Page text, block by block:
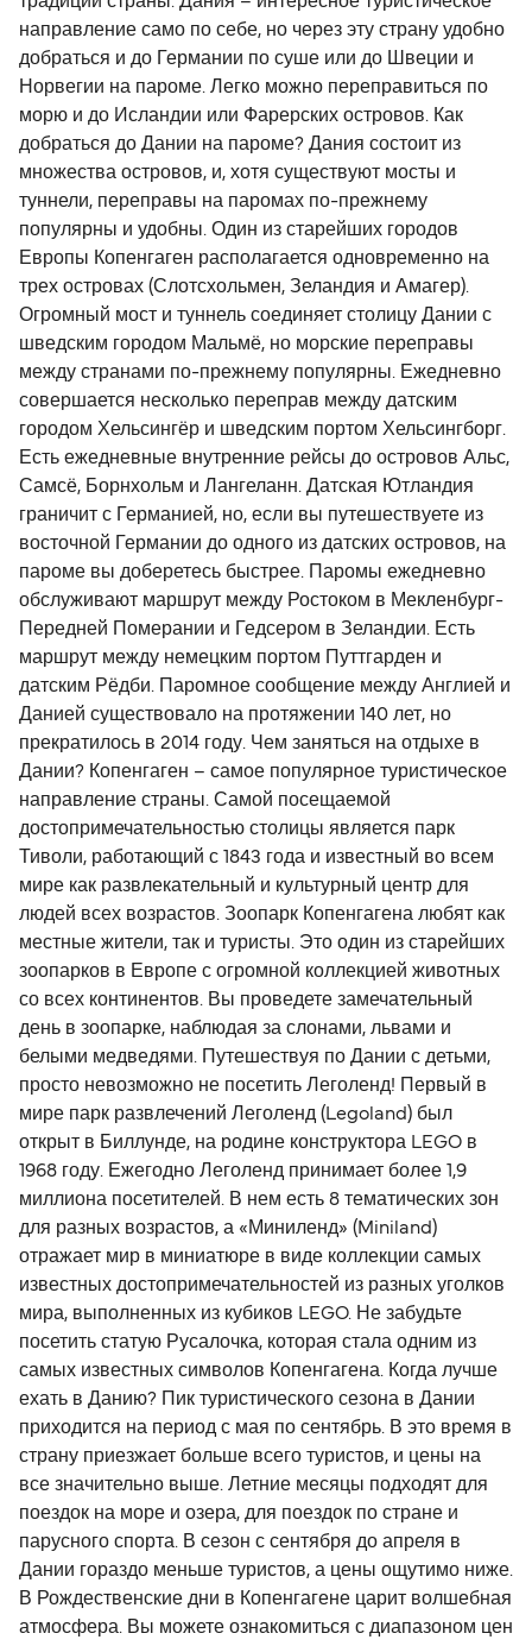
направление само по себе, но через эту страну удобно
добраться и до Германии по суше или до Швеции и
Норвегии на пароме. Легко можно переправиться по
морю и до Исландии или Фарерских островов. Как
добраться до Дании на пароме? Дания состоит из
множества островов, и, хотя существуют мосты и
туннели, переправы на паромах по-прежнему
популярны и удобны. Один из старейших городов
Европы Копенгаген располагается одновременно на
трех островах (Слотсхольмен, Зеландия и Амагер).
Огромный мост и туннель соединяет столицу Дании с
шведским городом Мальмё, но морские переправы
между странами по-прежнему популярны. Ежедневно
совершается несколько переправ между датским
городом Хельсингёр и шведским портом Хельсингборг.
Есть ежедневные внутренние рейсы до островов Альс,
Самсё, Борнхольм и Лангеланн. Датская Ютландия
граничит с Германией, но, если вы путешествуете из
восточной Германии до одного из датских островов, на
пароме вы доберетесь быстрее. Паромы ежедневно
обслуживают маршрут между Ростоком в Мекленбург-
Передней Померании и Гедсером в Зеландии. Есть
маршрут между немецким портом Путтгарден и
датским Рёдби. Паромное сообщение между Англией и
Данией существовало на протяжении 140 лет, но
прекратилось в 2014 году. Чем заняться на отдыхе в
Дании? Копенгаген – самое популярное туристическое
направление страны. Самой посещаемой
достопримечательностью столицы является парк
Тиволи, работающий с 1843 года и известный во всем
мире как развлекательный и культурный центр для
людей всех возрастов. Зоопарк Копенгагена любят как
местные жители, так и туристы. Это один из старейших
зоопарков в Европе с огромной коллекцией животных
со всех континентов. Вы проведете замечательный
день в зоопарке, наблюдая за слонами, львами и
белыми медведями. Путешествуя по Дании с детьми,
просто невозможно не посетить Леголенд! Первый в
мире парк развлечений Леголенд (Legoland) был
открыт в Биллунде, на родине конструктора LEGO в
1968 году. Ежегодно Леголенд принимает более 1,9
миллиона посетителей. В нем есть 8 тематических зон
для разных возрастов, а «Миниленд» (Miniland)
отражает мир в миниатюре в виде коллекции самых
известных достопримечательностей из разных уголков
мира, выполненных из кубиков LEGO. Не забудьте
посетить статую Русалочка, которая стала одним из
самых известных символов Копенгагена. Когда лучше
ехать в Данию? Пик туристического сезона в Дании
приходится на период с мая по сентябрь. В это время в
страну приезжает больше всего туристов, и цены на
все значительно выше. Летние месяцы подходят для
поездок на море и озера, для поездок по стране и
парусного спорта. В сезон с сентября до апреля в
Дании гораздо меньше туристов, а цены ощутимо ниже.
В Рождественские дни в Копенгагене царит волшебная
атмосфера. Вы можете ознакомиться с диапазоном цен